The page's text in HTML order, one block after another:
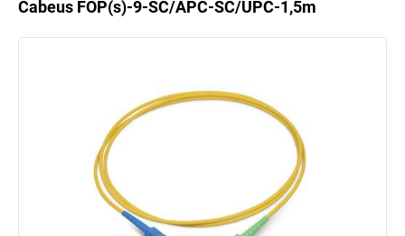
Cabeus FOP(s)-9-SC/APC-SC/UPC-1,5m